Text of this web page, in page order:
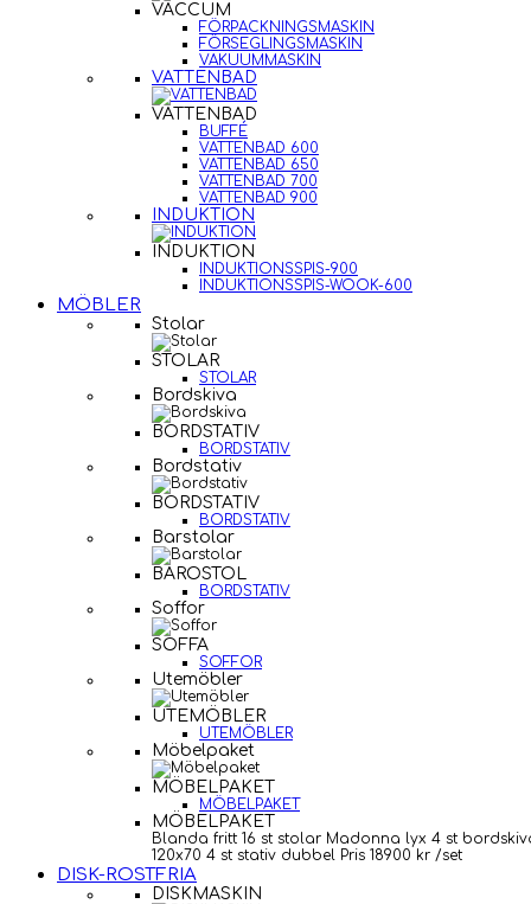
VACCUM
FÖRPACKNINGSMASKIN
FÖRSEGLINGSMASKIN
VAKUUMMASKIN
VATTENBAD
VATTENBAD
BUFFÉ
VATTENBAD 600
VATTENBAD 650
VATTENBAD 700
VATTENBAD 900
INDUKTION
INDUKTION
INDUKTIONSSPIS-900
INDUKTIONSSPIS-WOOK-600
MÖBLER
Stolar
STOLAR
STOLAR
Bordskiva
BORDSTATIV
BORDSTATIV
Bordstativ
BORDSTATIV
BORDSTATIV
Barstolar
BAROSTOL
BORDSTATIV
Soffor
SOFFA
SOFFOR
Utemöbler
UTEMÖBLER
UTEMÖBLER
Möbelpaket
MÖBELPAKET
MÖBELPAKET
MÖBELPAKET
Blanda fritt 16 st stolar Madonna lyx 4 st
120x70 4 st stativ dubbel Pris 18900 kr /set
DISK-ROSTFRIA
DISKMASKIN